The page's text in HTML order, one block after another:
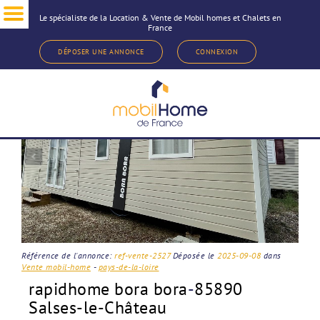
Le spécialiste de la Location & Vente de Mobil homes et Chalets en
France
DÉPOSER UNE ANNONCE CONNEXION
< Revenir à la sélection d'annonce
Référence de l'annonce: ref-vente-2527Déposée le 2025-09-08dans
Vente mobil-home - pays-de-la-loire
rapidhome bora bora-85890
Salses-le-Château